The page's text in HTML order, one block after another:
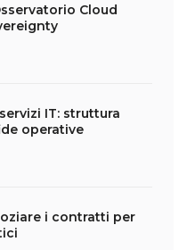
Cloud
IT: struttura
operative
i contratti per